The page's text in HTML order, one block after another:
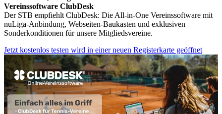
Vereinssoftware ClubDesk
Der STB empfiehlt ClubDesk: Die All-in-One Vereinssoftware mit
nuLiga-Anbindung, Webseiten-Baukasten und exklusiven
Sonderkonditionen für unsere Mitgliedsvereine.
Jetzt kostenlos testen wird in einer neuen Registerkarte geöffnet